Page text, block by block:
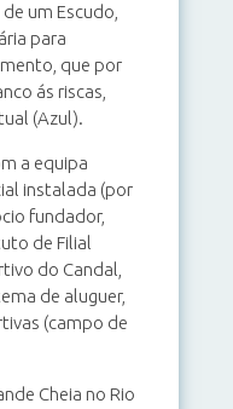
um Escudo,
para
que por
ás riscas,
(Azul).
a equipa
instalada (por
fundador,
de Filial
do Candal,
de aluguer,
(campo de
Cheia no Rio